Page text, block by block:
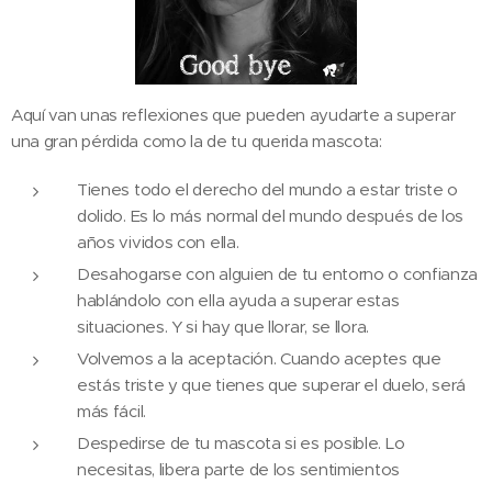
Aquí van unas reflexiones que pueden ayudarte a superar
una gran pérdida como la de tu querida mascota:
Tienes todo el derecho del mundo a estar triste o
dolido. Es lo más normal del mundo después de los
años vividos con ella.
Desahogarse con alguien de tu entorno o confianza
hablándolo con ella ayuda a superar estas
situaciones. Y si hay que llorar, se llora.
Volvemos a la aceptación. Cuando aceptes que
estás triste y que tienes que superar el duelo, será
más fácil.
Despedirse de tu mascota si es posible. Lo
necesitas, libera parte de los sentimientos